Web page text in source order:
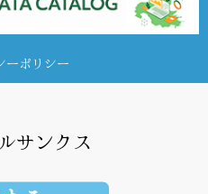
ーポリシー
サンクス